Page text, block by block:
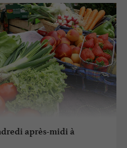
après-midi à